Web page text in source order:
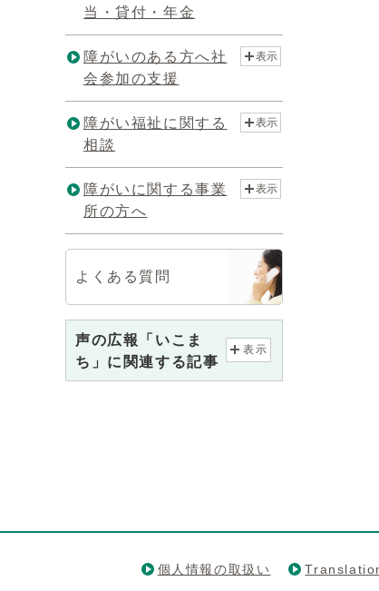
当・貸付・年金
障がいのある方へ社
会参加の支援
表示
障がい福祉に関する
相談
表示
障がいに関する事業
所の方へ
表示
よくある質問
声の広報「いこま
ち」に関連する記事
表示
個人情報の取扱い